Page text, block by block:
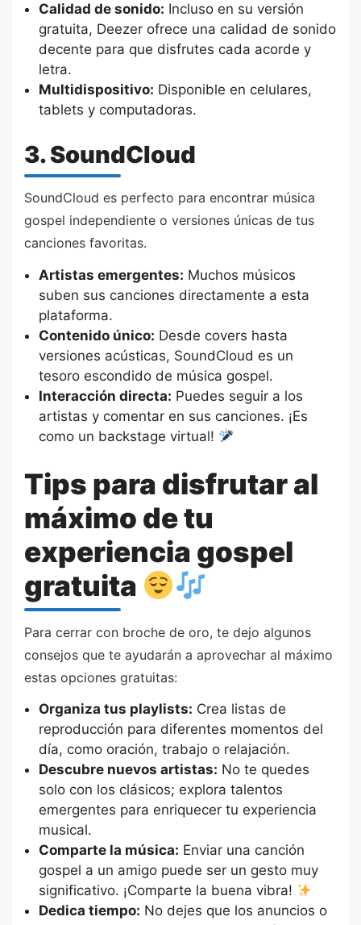
Calidad de sonido: Incluso en su versión
gratuita, Deezer ofrece una calidad de sonido
decente para que disfrutes cada acorde y
letra.
Multidispositivo: Disponible en celulares,
tablets y computadoras.
3. SoundCloud
SoundCloud es perfecto para encontrar música
gospel independiente o versiones únicas de tus
canciones favoritas.
Artistas emergentes: Muchos músicos
suben sus canciones directamente a esta
plataforma.
Contenido único: Desde covers hasta
versiones acústicas, SoundCloud es un
tesoro escondido de música gospel.
Interacción directa: Puedes seguir a los
artistas y comentar en sus canciones. ¡Es
como un backstage virtual!
Tips para disfrutar al
máximo de tu
experiencia gospel
gratuita
Para cerrar con broche de oro, te dejo algunos
consejos que te ayudarán a aprovechar al máximo
estas opciones gratuitas:
Organiza tus playlists: Crea listas de
reproducción para diferentes momentos del
día, como oración, trabajo o relajación.
Descubre nuevos artistas: No te quedes
solo con los clásicos; explora talentos
emergentes para enriquecer tu experiencia
musical.
Comparte la música: Enviar una canción
gospel a un amigo puede ser un gesto muy
significativo. ¡Comparte la buena vibra!
Dedica tiempo: No dejes que los anuncios o